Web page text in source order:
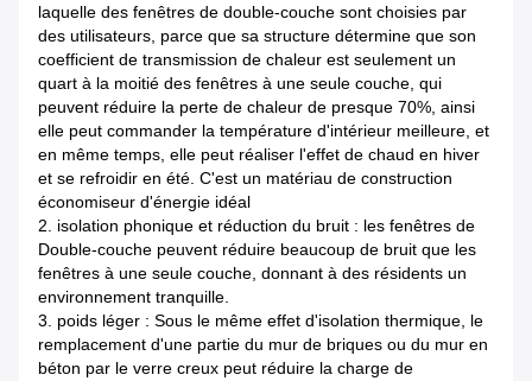
laquelle des fenêtres de double-couche sont choisies par
des utilisateurs, parce que sa structure détermine que son
coefficient de transmission de chaleur est seulement un
quart à la moitié des fenêtres à une seule couche, qui
peuvent réduire la perte de chaleur de presque 70%, ainsi
elle peut commander la température d'intérieur meilleure, et
en même temps, elle peut réaliser l'effet de chaud en hiver
et se refroidir en été. C'est un matériau de construction
économiseur d'énergie idéal
2. isolation phonique et réduction du bruit : les fenêtres de
Double-couche peuvent réduire beaucoup de bruit que les
fenêtres à une seule couche, donnant à des résidents un
environnement tranquille.
3. poids léger : Sous le même effet d'isolation thermique, le
remplacement d'une partie du mur de briques ou du mur en
béton par le verre creux peut réduire la charge de